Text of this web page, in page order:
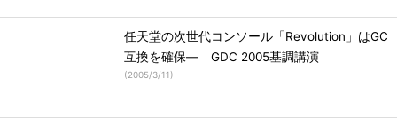
任天堂の次世代コンソール「Revolution」はGC
互換を確保― GDC 2005基調講演
(2005/3/11)